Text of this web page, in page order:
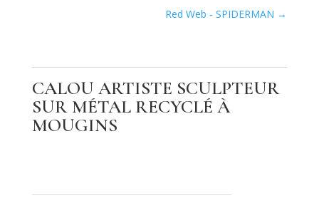
Red Web - SPIDERMAN →
CALOU ARTISTE SCULPTEUR
SUR MÉTAL RECYCLÉ À
MOUGINS